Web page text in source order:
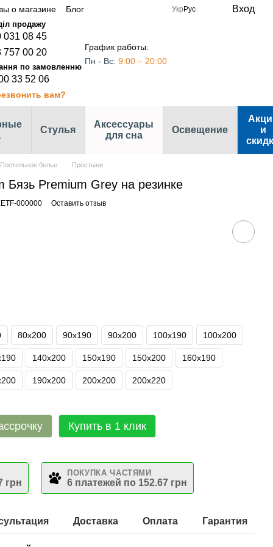
о магазине
Блог
Укр Рус Вход
031 08 45
757 00 20
33 52 06
вам?
График работы:
Пн - Вс: 9:00 – 20:00
Стулья
Аксессуары
для сна
Освещение
и
Постельное белье Простыни
Бязь Premium Grey на резинке
000000 Оставить отзыв
80х200 90х190 90х200 100х190 100х200
140х200 150х190 150х200 160х190
190х200 200х200 200х220
Купить в 1 клик
грн
ПОКУПКА ЧАСТЯМИ
6 платежей по 152.67 грн
Доставка Оплата Гарантия